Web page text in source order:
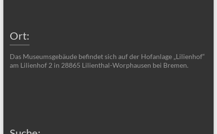
Ort:
Das Museumsgebäude befindet sich auf der Hofanlage „Lilienhof“
am Lilienhof 2 in 28865 Lilienthal-Worphausen bei Bremen.